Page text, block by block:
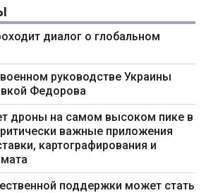
диалог о глобальном
руководстве Украины
Федорова
дроны на самом высоком пике в
важные приложения
картографирования и
поддержки может стать